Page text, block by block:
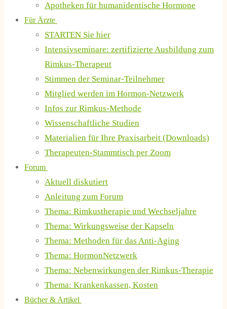
Apotheken für humanidentische Hormone
Für Ärzte
STARTEN Sie hier
Intensivseminare: zertifizierte Ausbildung zum
Rimkus-Therapeut
Stimmen der Seminar-Teilnehmer
Mitglied werden im Hormon-Netzwerk
Infos zur Rimkus-Methode
Wissenschaftliche Studien
Materialien für Ihre Praxisarbeit (Downloads)
Therapeuten-Stammtisch per Zoom
Forum
Aktuell diskutiert
Anleitung zum Forum
Thema: Rimkustherapie und Wechseljahre
Thema: Wirkungsweise der Kapseln
Thema: Methoden für das Anti-Aging
Thema: HormonNetzwerk
Thema: Nebenwirkungen der Rimkus-Therapie
Thema: Krankenkassen, Kosten
Bücher & Artikel